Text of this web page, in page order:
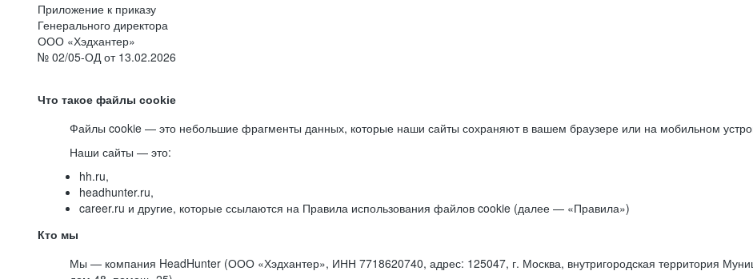
Приложение к приказу
Генерального директора
ООО «Хэдхантер»
№ 02/05-ОД от 13.02.2026
Что такое файлы cookie
Файлы cookie — это небольшие фрагменты данных, которые наши сайты сохраняют в вашем браузере или на мобильном
Наши сайты — это:
hh.ru,
headhunter.ru,
career.ru и другие, которые ссылаются на Правила использования файлов cookie (далее — «Правила»)
Кто мы
Мы — компания HeadHunter (ООО «Хэдхантер», ИНН 7718620740, адрес: 125047, г. Москва, внутригородская территория